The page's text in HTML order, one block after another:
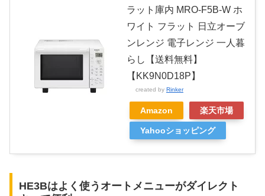
ラット庫内 MRO-F5B-W ホ
ワイト フラット 日立オーブ
ンレンジ 電子レンジ 一人暮
らし【送料無料】
【KK9N0D18P】
created by Rinker
Amazon 楽天市場
Yahooショッピング
HE3Bはよく使うオートメニューがダイレクト